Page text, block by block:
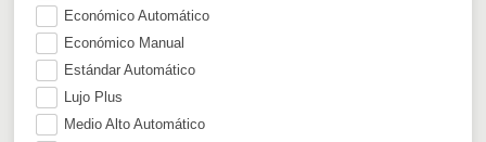
Económico Automático
Económico Manual
Estándar Automático
Lujo Plus
Medio Alto Automático